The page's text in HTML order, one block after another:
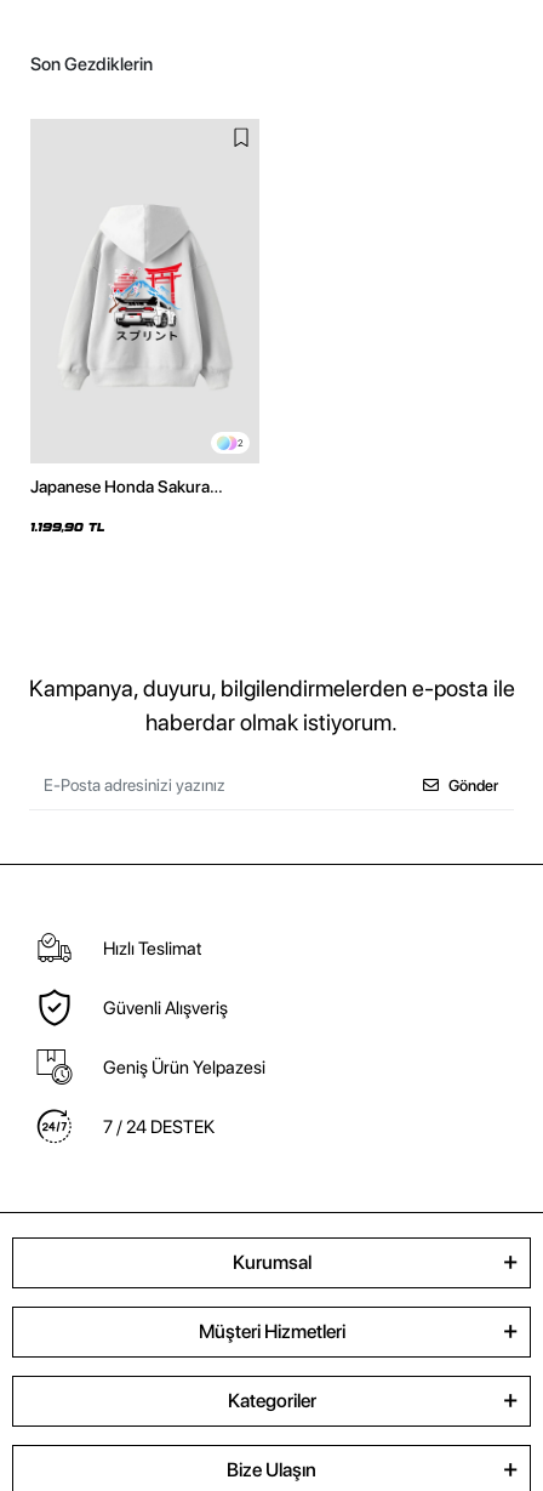
Son Gezdiklerin
2
Japanese Honda Sakura
Hoodie
1.199,90 TL
Kampanya, duyuru, bilgilendirmelerden e-posta ile
haberdar olmak istiyorum.
Gönder
Hızlı Teslimat
Güvenli Alışveriş
Geniş Ürün Yelpazesi
7 / 24 DESTEK
Kurumsal
Müşteri Hizmetleri
Kategoriler
Bize Ulaşın